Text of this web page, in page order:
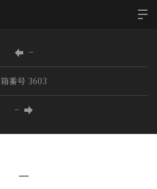
−
箱番号 3603
−
−